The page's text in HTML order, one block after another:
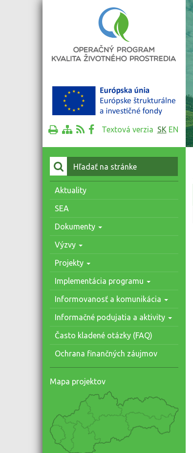
Textová verzia SK EN
Vyhľadať:
Aktuality
SEA
Dokumenty
Výzvy
Projekty
Implementácia programu
Informovanosť a komunikácia
Informačné podujatia a aktivity
Často kladené otázky (FAQ)
Ochrana finančných záujmov
Mapa projektov